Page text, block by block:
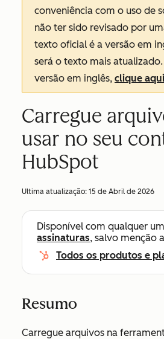
conveniência com o uso de
não ter sido revisado por
texto oficial é a versão em
será o texto mais
versão em inglês, clique aqui
Carregue
usar no seu
HubSpot
Ultima atualização: 15 de Abril de 2026
Disponível com qualquer
assinaturas, salvo menção
Todos os produtos e
Resumo
Carregue arquivos na